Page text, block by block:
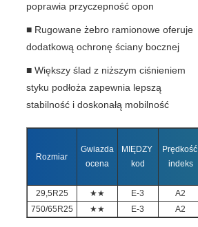
poprawia przyczepność opon
■ Rugowane żebro ramionowe oferuje
dodatkową ochronę ściany bocznej
■ Większy ślad z niższym ciśnieniem
styku podłoża zapewnia lepszą
stabilność i doskonałą mobilność
Rozmiar
Gwiazda
ocena
MIĘDZY
kod
Prędkość
indeks
29,5R25 ★★ E-3 A2
750/65R25
★★ E-3 A2